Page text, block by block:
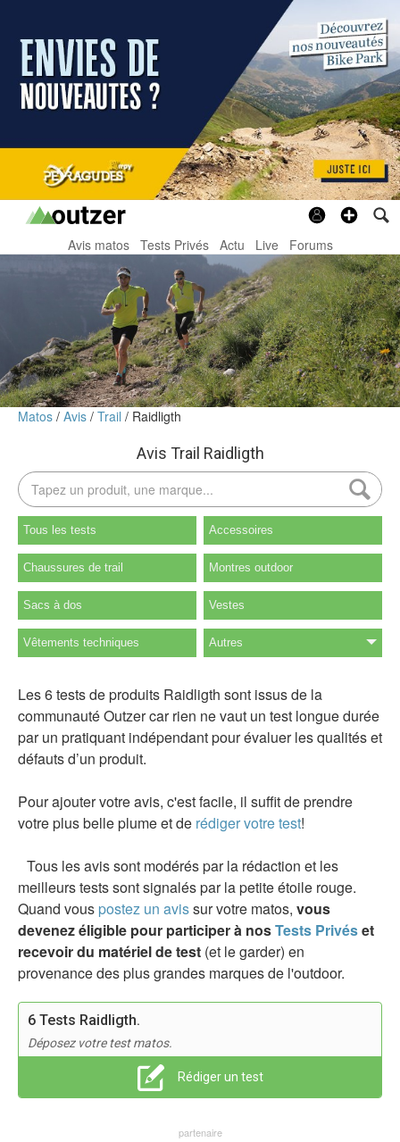
Avis matos Tests Privés Actu Live Forums
Matos Avis Trail Raidligth
Avis Trail Raidligth
Tous les tests Accessoires
Chaussures de trail Montres outdoor
Sacs à dos Vestes
Vêtements techniques Autres
Les 6 tests de produits Raidligth sont issus de la
communauté Outzer car rien ne vaut un test longue durée
par un pratiquant indépendant pour évaluer les qualités et
défauts d’un produit.
Pour ajouter votre avis, c'est facile, il suffit de prendre
votre plus belle plume et de rédiger votre test!
Tous les avis sont modérés par la rédaction et les
meilleurs tests sont signalés par la petite étoile rouge.
Quand vous postez un avissur votre matos, vous
devenez éligible pour participer à nosTests Privéset
recevoir du matériel de test (et le garder) en
provenance des plus grandes marques de l'outdoor.
6 Tests Raidligth.
Déposez votre test matos.
Rédiger un test